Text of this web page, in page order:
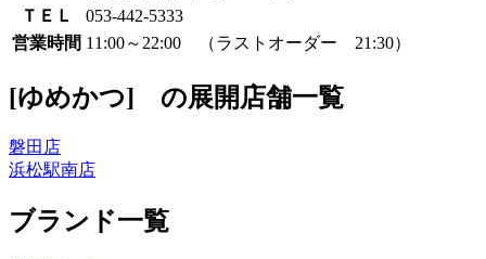
ＴＥＬ
053-442-5333
営業時間 11:00～22:00 （ラストオーダー 21:30）
[ゆめかつ] の展開店舗一覧
磐田店
浜松駅南店
ブランド一覧